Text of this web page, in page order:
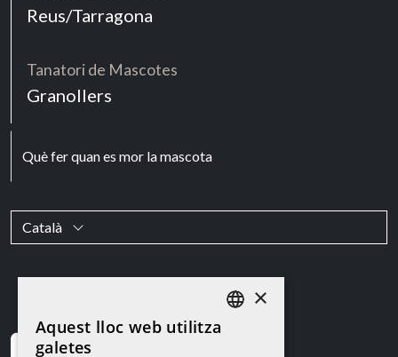
Reus/Tarragona
Tanatori de Mascotes
Granollers
Què fer quan es mor la mascota
Català
×
Aquest lloc web utilitza
galetes